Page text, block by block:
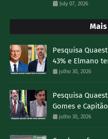
July 07, 2026
Pesquisa
43% e Elmano
julho 30, 2026
Pesquisa
Gomes e
julho 30, 2026